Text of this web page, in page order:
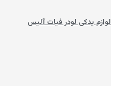
لوازم یدکی لودر فیات آلیس